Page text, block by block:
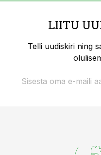
LIITU
Telli uudiskiri ning